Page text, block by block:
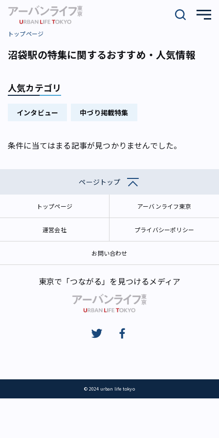
トップページ
沼袋駅の特集に関するおすすめ・人気情報
人気カテゴリ
インタビュー 中づり掲載特集
条件に当てはまる記事が見つかりませんでした。
ページトップ
トップページ アーバンライフ東京
運営会社 プライバシーポリシー
お問い合わせ
東京で「つながる」を見つけるメディア
© 2024 urban life tokyo